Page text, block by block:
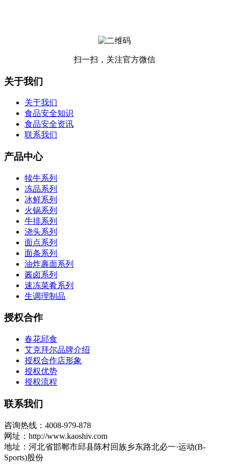
扫一扫，关注官方微信
关于我们
关于我们
食品安全知识
食品安全资讯
联系我们
产品中心
犊牛系列
冻品系列
冰鲜系列
火锅系列
牛排系列
浇头系列
面点系列
面条系列
油炸裹面系列
酱卤系列
速冻菜肴系列
生调理制品
授权合作
春花邱食
艾克拜尔品牌介绍
授权合作店形象
授权优势
授权流程
联系我们
咨询热线：4008-979-878
网址：http://www.kaoshiv.com
地址：河北省邯郸市邱县陈村回族乡东路北必一·运动(B-
Sports)股份